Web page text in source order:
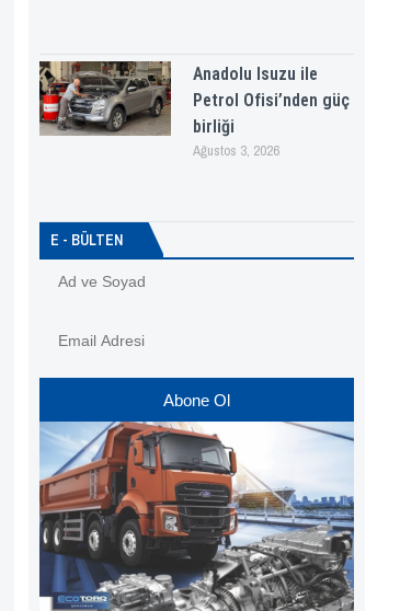
Anadolu Isuzu ile
Petrol Ofisi’nden güç
birliği
Ağustos 3, 2026
E - BÜLTEN
Abone Ol